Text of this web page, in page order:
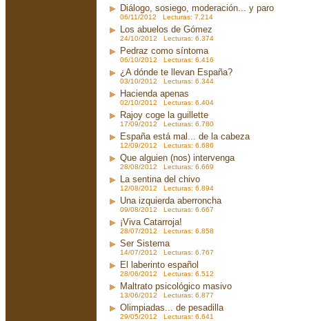
Diálogo, sosiego, moderación... y paro
06/11/2012 Lecturas: 7.214
Los abuelos de Gómez
24/10/2012 Lecturas: 6.374
Pedraz como síntoma
06/10/2012 Lecturas: 6.416
¿A dónde te llevan España?
03/10/2012 Lecturas: 6.344
Hacienda apenas
02/10/2012 Lecturas: 6.404
Rajoy coge la guillette
17/09/2012 Lecturas: 6.780
España está mal... de la cabeza
12/09/2012 Lecturas: 6.686
Que alguien (nos) intervenga
28/08/2012 Lecturas: 6.669
La sentina del chivo
12/08/2012 Lecturas: 6.894
Una izquierda aberroncha
09/08/2012 Lecturas: 6.667
¡Viva Catarroja!
28/07/2012 Lecturas: 6.858
Ser Sistema
14/07/2012 Lecturas: 6.767
El laberinto español
28/06/2012 Lecturas: 6.512
Maltrato psicológico masivo
13/06/2012 Lecturas: 6.877
Olimpiadas... de pesadilla
29/05/2012 Lecturas: 6.641